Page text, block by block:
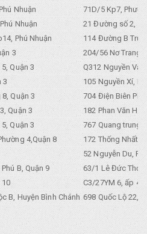
Nhuận
71D/5 Kp7,
Nhuận
21 Đường số 2,
Phú Nhuận
114 Đường B
3
204/56 Nơ Trang
Quận 3
Q312 Nguyền
3
105 Nguyền Xí,
Quận 3
704 Điện Biên
Quận 3
182 Phan Văn
Quận 3
767 Quang trung,
4,Quận 8
172 Thống Nhất.
52 Nguyễn Du,
B, Quận 9
63/1 Lê Đức Thọ,
10
C3/27YM 6, ấp 4,
B, Huyện Bình Chánh 698 Quốc Lộ 22,